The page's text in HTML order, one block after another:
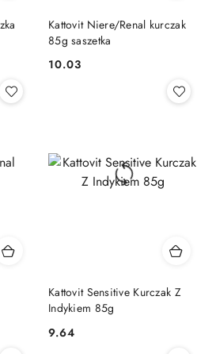
Kattovit Niere/Renal kurczak
85g saszetka
Cena:
10.03
Kattovit Sensitive Kurczak Z
Indykiem 85g
Cena:
9.64